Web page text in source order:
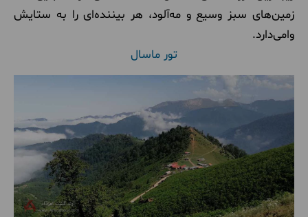
زمین‌های سبز وسیع و مه‌آلود، هر بیننده‌ای را به ستایش
وامی‌دارد.
تور ماسال